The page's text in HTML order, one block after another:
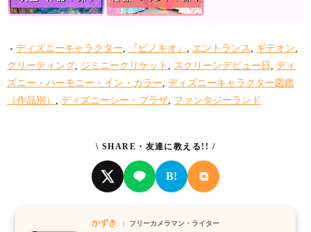
- ディズニーキャラクター 『ピノキオ』 エントランス ギデオン
グリーティング ジミニークリケット スクリーンデビュー日
ディ
ズニー・ハーモニー・イン・カラー ディズニーキャラクター図鑑
（作品別）
ディズニーシー・プラザ ファンタジーランド
\ SHARE・友達に教える!! /
B! ⧉
かずき
フリーカメラマン・ライター